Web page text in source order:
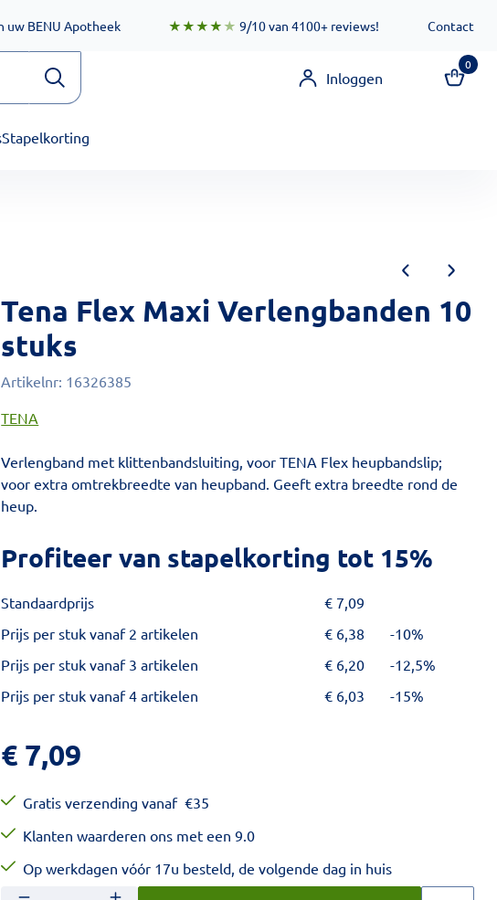
uw BENU Apotheek ★★★★ ★ 9/10 van 4100+ reviews! Contact
Inloggen
0
Stapelkorting
Tena Flex Maxi Verlengbanden 10
stuks
Artikelnr: 16326385
TENA
Verlengband met klittenbandsluiting, voor TENA Flex heupbandslip;
voor extra omtrekbreedte van heupband. Geeft extra breedte rond de
heup.
Profiteer van stapelkorting tot 15%
Standaardprijs € 7,09
Prijs per stuk vanaf 2 artikelen
€ 6,38
-10%
Prijs per stuk vanaf 3 artikelen
€ 6,20
-12,5%
Prijs per stuk vanaf 4 artikelen
€ 6,03 -15%
€ 7,09
Gratis verzending vanaf€35
Klanten waarderen ons met een 9.0
Op werkdagen vóór 17u besteld, de volgende dag in huis
Aantal
Voer het gewenste aantal in.